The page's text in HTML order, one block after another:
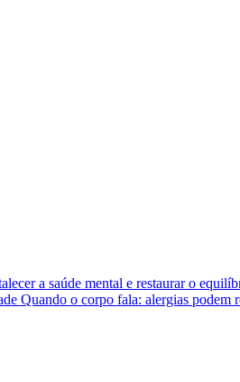
a saúde mental e restaurar o
Quando o corpo fala: alergias podem